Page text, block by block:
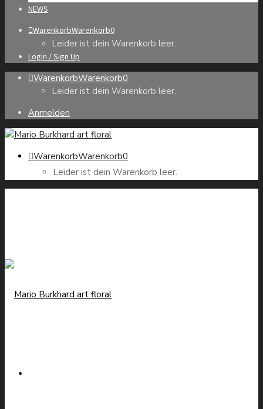
NEWS
WarenkorbWarenkorb0
Leider ist dein Warenkorb leer.
Login / Sign Up
WarenkorbWarenkorb0
Leider ist dein Warenkorb leer.
Anmelden
WarenkorbWarenkorb0
Leider ist dein Warenkorb leer.